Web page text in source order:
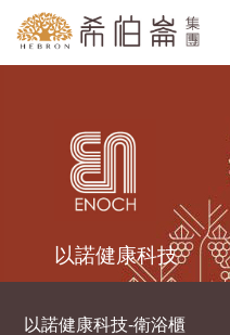
跳到主要內容區塊
以諾健康科技
以諾健康科技-衛浴櫃